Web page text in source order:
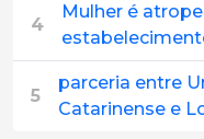
4
Mulher é
5
parceria entre
Catarinense e